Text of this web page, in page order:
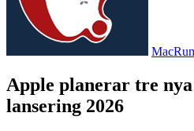
Apple planerar tre
lansering 2026